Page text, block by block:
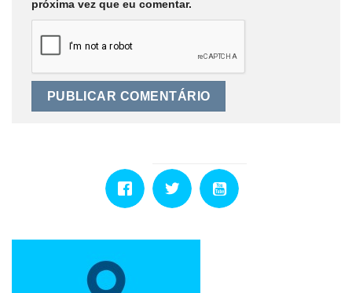
próxima vez que eu comentar.